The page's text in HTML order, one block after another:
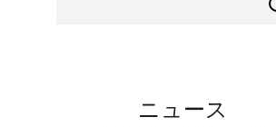
ニュース